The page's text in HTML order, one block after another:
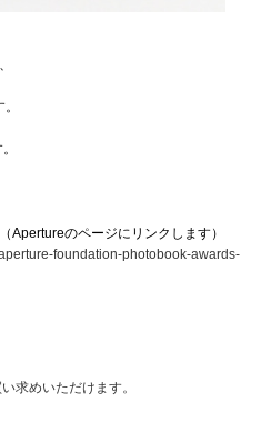
Apertureのページにリンクします）
foundation-photobook-awards-
求めいただけます。